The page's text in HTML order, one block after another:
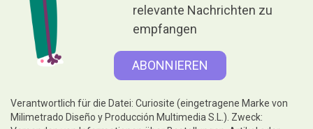
relevante Nachrichten zu
empfangen
Verantwortlich für die Datei: Curiosite (eingetragene Marke von
Milimetrado Diseño y Producción Multimedia S.L.). Zweck: